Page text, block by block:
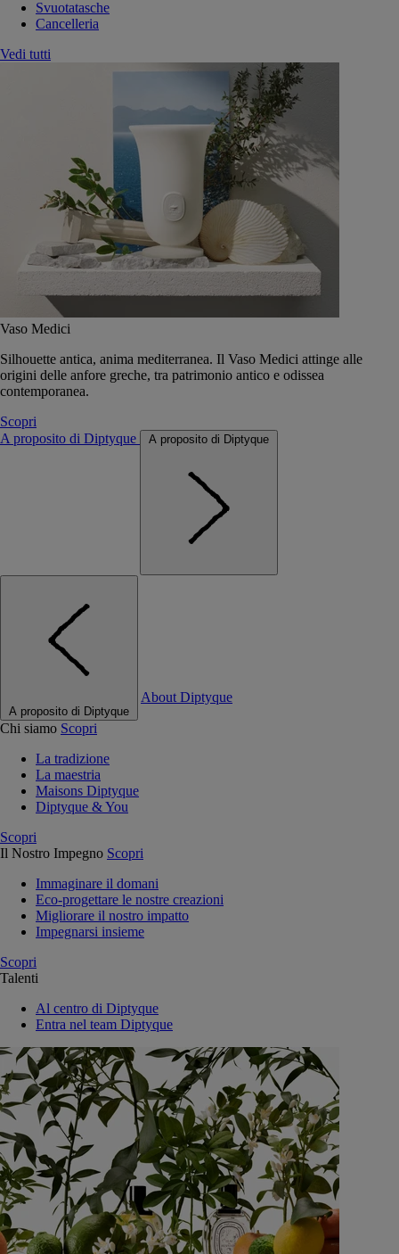
Svuotatasche
Cancelleria
Vedi tutti
Vaso Medici
Silhouette antica, anima mediterranea. Il Vaso Medici attinge alle
origini delle anfore greche, tra patrimonio antico e odissea
contemporanea.
Scopri
A proposito di Diptyque
A proposito di Diptyque
A proposito di Diptyque
About Diptyque
Chi siamo Scopri
La tradizione
La maestria
Maisons Diptyque
Diptyque & You
Scopri
Il Nostro Impegno Scopri
Immaginare il domani
Eco-progettare le nostre creazioni
Migliorare il nostro impatto
Impegnarsi insieme
Scopri
Talenti
Al centro di Diptyque
Entra nel team Diptyque